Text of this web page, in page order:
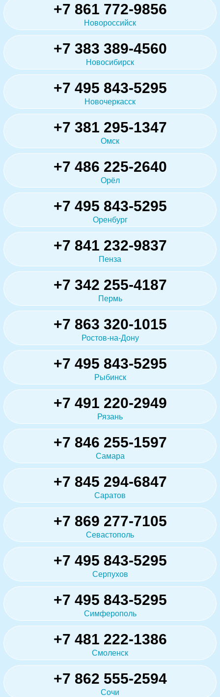
+7 861 772-9856
Новороссийск
+7 383 389-4560
Новосибирск
+7 495 843-5295
Новочеркасск
+7 381 295-1347
Омск
+7 486 225-2640
Орёл
+7 495 843-5295
Оренбург
+7 841 232-9837
Пенза
+7 342 255-4187
Пермь
+7 863 320-1015
Ростов-на-Дону
+7 495 843-5295
Рыбинск
+7 491 220-2949
Рязань
+7 846 255-1597
Самара
+7 845 294-6847
Саратов
+7 869 277-7105
Севастополь
+7 495 843-5295
Серпухов
+7 495 843-5295
Симферополь
+7 481 222-1386
Смоленск
+7 862 555-2594
Сочи